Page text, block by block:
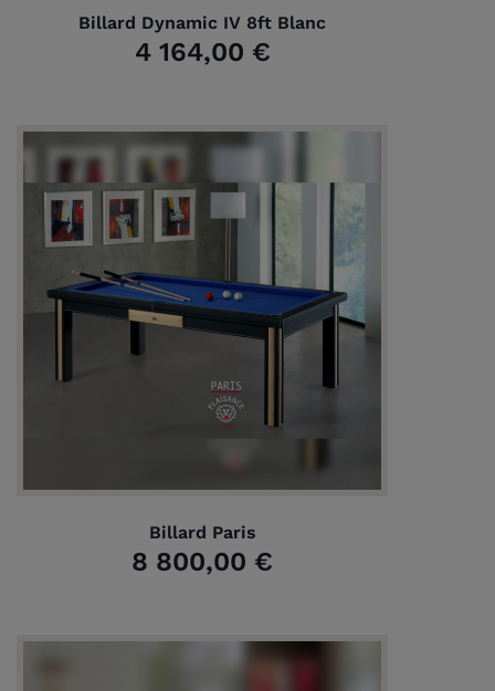
Billard Dynamic IV 8ft Blanc
4 164,00 €
Billard Paris
8 800,00 €